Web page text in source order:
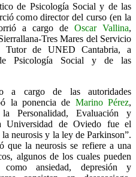
de Psicología Social y de las
como director del curso (en la
a cargo de Oscar Vallina,
Tres Mares del Servicio
Tutor de UNED Cantabria, a
Psicología Social y de las
a cargo de las autoridades
la ponencia de Marino Pérez,
Personalidad, Evaluación y
Universidad de Oviedo fue el
neurosis y la ley de Parkinson”.
que la neurosis se refiere a una
algunos de los cuales pueden
como ansiedad, depresión y